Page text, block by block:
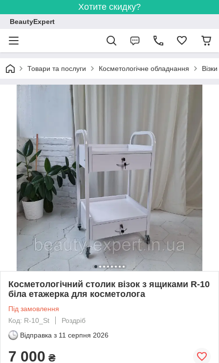
Хотите скидку?
BeautyExpert
Товари та послуги Косметологічне обладнання
Косметологічний столик візок з ящиками R-10
біла етажерка для косметолога
Під замовлення
Код: R-10_St
Роздріб
Відправка з 11 серпня 2026
7 000 ₴